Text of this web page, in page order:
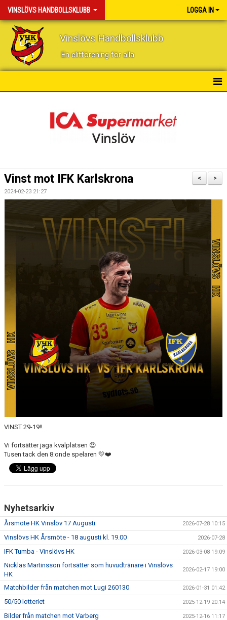
VINSLÖVS HANDBOLLSKLUBB LOGGA IN
Vinslövs Handbollsklubb
En elitförening för alla
BILDGALLERI
DOKUMENT
VHK SHOP
TEAM 500
HERRARNAS RESULTAT & TABELL
>
<
Vinst mot IFK Karlskrona
2024-02-23 21:27
VINST 29-19!!
Vi fortsätter jaga kvalplatsen 😍
Tusen tack den 8:onde spelaren 💛❤️
Nyhetsarkiv
Årsmöte HK Vinslöv 17 Augusti 2026-07-28 10:15
Vinslövs HK Årsmöte - 18 augusti kl. 19.00 2026-07-28
IFK Tumba - Vinslövs HK 2026-03-08 19:09
Nicklas Martinsson fortsätter som huvudtränare i Vinslövs
HK
2026-02-17 19:00
Matchbilder från matchen mot Lugi 260130 2026-01-31 01:42
50/50 lotteriet 2025-12-19 20:14
Bilder från matchen mot Varberg 2025-12-16 11:17